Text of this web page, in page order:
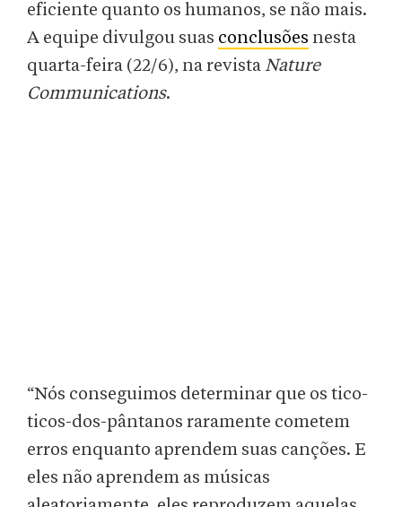
eficiente quanto os humanos, se não mais.
A equipe divulgou suas conclusões nesta
quarta-feira (22/6), na revistaNature
Communications.
“Nós conseguimos determinar que os tico-
ticos-dos-pântanos raramente cometem
erros enquanto aprendem suas canções. E
eles não aprendem as músicas